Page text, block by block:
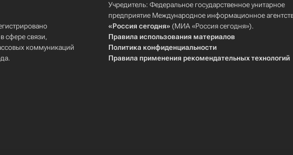
сфере связи,
коммуникаций
Учредитель: Федеральное государственное унитарное
предприятие Международное информационное
«Россия сегодня» (МИА «Россия сегодня»).
Правила использования материалов
Политика конфиденциальности
Правила применения рекомендательных технологий